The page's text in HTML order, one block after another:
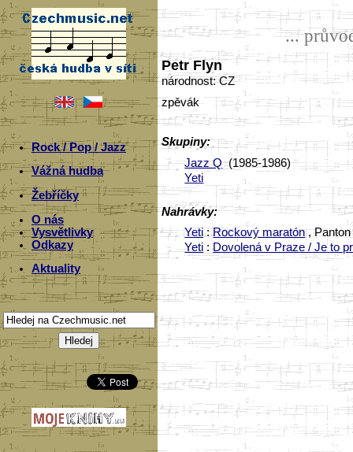
Rock / Pop / Jazz
Vážná hudba
Žebříčky
O nás
Vysvětlivky
Odkazy
Aktuality
...
Petr Flyn
národnost: CZ
zpěvák
Skupiny:
Jazz Q(1985-1986)
Yeti
Nahrávky:
Yeti:Rockový maratón, Panton
Yeti:Dovolená v Praze / Je to